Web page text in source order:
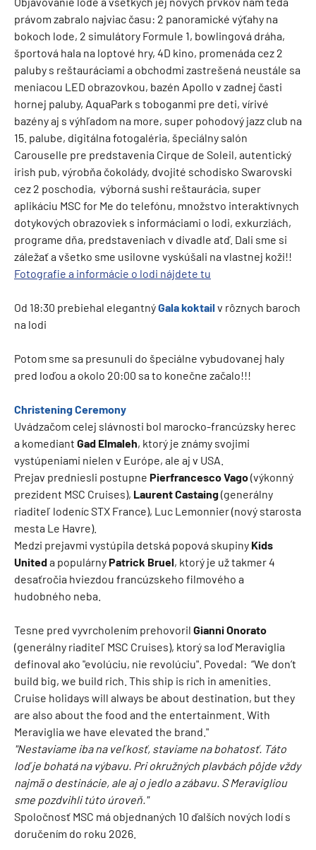
právom zabralo najviac času: 2 panoramické výťahy na
bokoch lode, 2 simulátory Formule 1, bowlingová dráha,
športová hala na loptové hry, 4D kino, promenáda cez 2
paluby s reštauráciami a obchodmi zastrešená neustále sa
meniacou LED obrazovkou, bazén Apollo v zadnej časti
hornej paluby, AquaPark s toboganmi pre deti, vírivé
bazény aj s výhľadom na more, super pohodový jazz club na
15. palube, digitálna fotogaléria, špeciálny salón
Carouselle pre predstavenia Cirque de Soleil, autentický
irish pub, výrobňa čokolády, dvojité schodisko Swarovski
cez 2 poschodia, výborná sushi reštaurácia, super
aplikáciu MSC for Me do telefónu, množstvo interaktívnych
dotykových obrazoviek s informáciami o lodi, exkurziách,
programe dňa, predstaveniach v divadle atď. Dali sme si
záležať a všetko sme usilovne vyskúšali na vlastnej koži!!
Fotografie a informácie o lodi nájdete tu
Od 18:30 prebiehal elegantnýGala koktail v rôznych baroch
na lodi
Potom sme sa presunuli do špeciálne vybudovanej haly
pred loďou a okolo 20:00 sa to konečne začalo!!!
Christening Ceremony
Uvádzačom celej slávnosti bol marocko-francúzsky herec
a komediant Gad Elmaleh, ktorý je známy svojimi
vystúpeniami nielen v Európe, ale aj v USA.
Prejav predniesli postupne Pierfrancesco Vago(výkonný
prezident MSC Cruises), Laurent Castaing(generálny
riaditeľ lodeníc STX France), Luc Lemonnier (nový starosta
mesta Le Havre).
Medzi prejavmi vystúpila detská popová skupiny Kids
Uniteda populárnyPatrick Bruel, ktorý je už takmer 4
desaťročia hviezdou francúzskeho filmového a
hudobného neba.
Tesne pred vyvrcholením prehovoril Gianni Onorato
(generálny riaditeľ MSC Cruises), ktorý sa loď Meraviglia
definoval ako "evolúciu, nie revolúciu". Povedal: “We don’t
build big, we build rich. This ship is rich in amenities.
Cruise holidays will always be about destination, but they
are also about the food and the entertainment. With
Meraviglia we have elevated the brand."
"Nestaviame iba na veľkosť, staviame na bohatosť. Táto
loď je bohatá na výbavu. Pri okružných plavbách pôjde vždy
najmä o destinácie, ale aj o jedlo a zábavu. S Meravigliou
sme pozdvihli túto úroveň."
Spoločnosť MSC má objednaných 10 ďalších nových lodí s
doručením do roku 2026.